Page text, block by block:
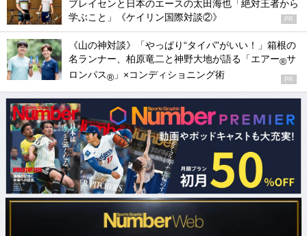
ブレイセンと日本のエースの太田海也「絶対王者から
学ぶこと」《ケイリン国際対談②》
PR
《山の神対談》「やっぱり“タイパ”がいい！」箱根の
名ランナー、柏原竜二と神野大地が語る「エアー®サ
ロンパス® 」×コンディショニング術 PR